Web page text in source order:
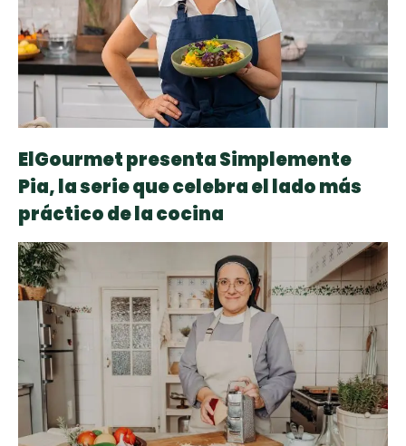
ElGourmet presenta Simplemente
Pia, la serie que celebra el lado más
práctico de la cocina